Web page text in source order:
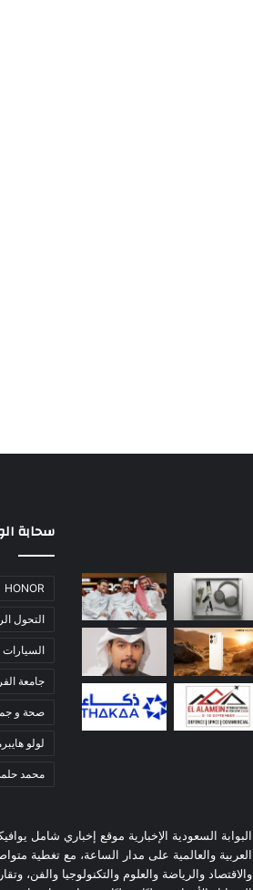
سحابة
HONOR
التحول
السيارات
جامعة
صحة و
لولو
محمد
البوابة السعودية الإخبارية موقع إخباري شامل
العربية والعالمية على مدار الساعة، مع تغطية
والاقتصاد والرياضة والعلوم والتكنولوجيا والفن،